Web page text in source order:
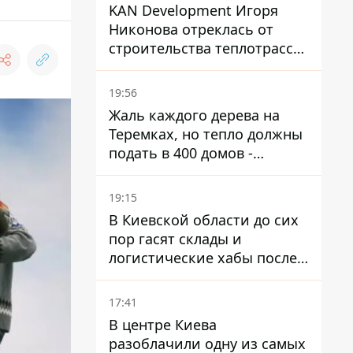
KAN Development Игоря
Никонова отреклась от
строительства теплотрассы
на Теремках
19:56
Жаль каждого дерева на
Теремках, но тепло должны
подать в 400 домов -
депутат Киевсовета
19:15
В Киевской области до сих
пор гасят склады и
логистические хабы после
прилетов ракет - ГСЧС
17:41
В центре Киева
разоблачили одну из самых